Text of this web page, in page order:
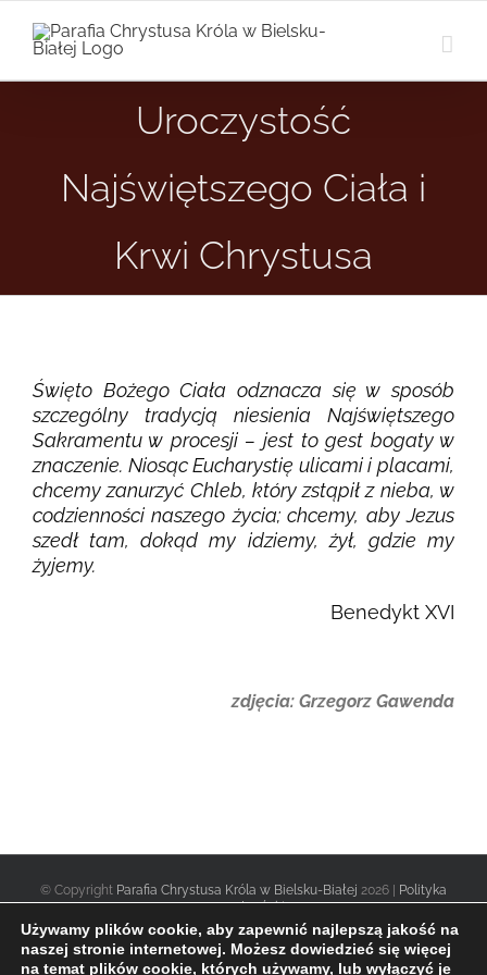
zawartości
Uroczystość
Najświętszego Ciała i
Krwi Chrystusa
Święto Bożego Ciała odznacza się w sposób
szczególny tradycją niesienia Najświętszego
Sakramentu w procesji – jest to gest bogaty w
znaczenie. Niosąc Eucharystię ulicami i placami,
chcemy zanurzyć Chleb, który zstąpił z nieba, w
codzienności naszego życia; chcemy, aby Jezus
szedł tam, dokąd my idziemy, żył, gdzie my
żyjemy.
Benedykt XVI
zdjęcia: Grzegorz Gawenda
© Copyright Parafia Chrystusa Króla w Bielsku-Białej 2026 |
Polityka
prywatności|
Używamy plików cookie, aby zapewnić najlepszą jakość na
naszej stronie internetowej. Możesz dowiedzieć się więcej
na temat plików cookie, których używamy, lub wyłączyć je